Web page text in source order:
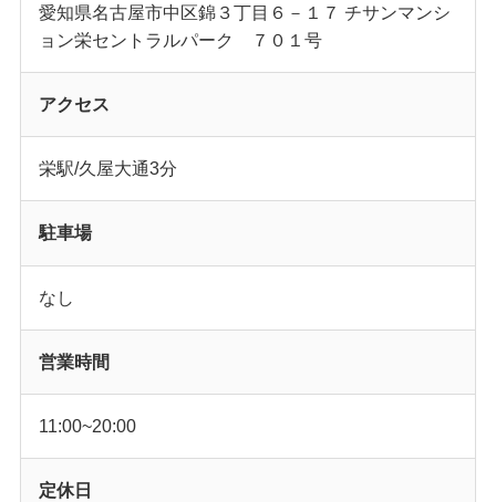
愛知県名古屋市中区錦３丁目６－１７ チサンマンシ
ョン栄セントラルパーク ７０１号
アクセス
栄駅/久屋大通3分
駐車場
なし
営業時間
11:00~20:00
定休日